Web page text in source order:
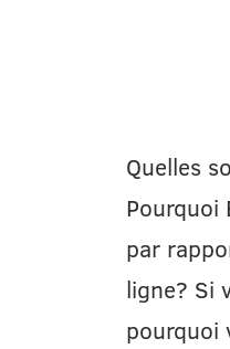
Quelles
Pourquoi
par
ligne? Si
pourquoi